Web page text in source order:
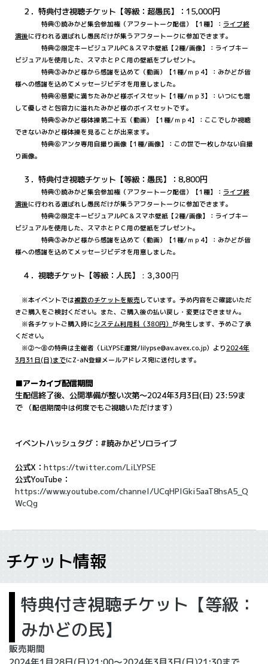
２．特典付き視聴チケット【等級：超愚民】：15,000円
特典①暁みかど集会参加権（アフタートーク配信）【1種】： ライブ終
演後に行われる選ばれし愚民だけが集うアフタートークに参加できます。
特典②限定キービジュアルPC＆スマホ壁紙【2種/画像】：ライブキー
ビジュアルを使用した、スマホとＰＣ用の壁紙をプレゼント。
特典③みかど様から感謝を込めて（動画）【1種/ｍｐ4】：みかどが皆
様への感謝を込めてメッセージビデオを用意しました。
特典④慈愛に満ちたみかど様ボイスセット【1種/ｍｐ3】：いつにも増
して優しさと包容力に溢れたみかど様のボイスセットです。
特典⑤みかど様体操第二十五（動画）【1種/ｍｐ4】：ここでしか視聴
できないみかど様体操を見ることが出来ます。
特典⑥アンタ専用自撮り画像【1種/画像】：この世で一枚しかない自撮
り画像。
３．特典付き視聴チケット【等級：愚民】：8,800円
特典①暁みかど集会参加権（アフタートーク配信）【1種】： ライブ終
演後に行われる選ばれし愚民だけが集うアフタートークに参加できます。
特典②限定キービジュアルPC＆スマホ壁紙【2種/画像】：ライブキー
ビジュアルを使用した、スマホとＰＣ用の壁紙をプレゼント。
特典③みかど様から感謝を込めて（動画）【1種/ｍｐ4】：みかどが皆
様への感謝を込めてメッセージビデオを用意しました。
４．視聴チケット【等級：人民】 ：3,300円
※本イベントでは複数のチケットを販売 しています。予め内容をご確認いただ
きご購入をご検討ください。また、ご購入後の払い戻し・変更はできません。
※各チケットご購入時にシステム利用料（380円） が発生します、予めご了承
ください。
※②〜⑧の特典は主催者（LiLYPSE運営/lilypse@av.avex.co.jp）より 2024年
3月31日(日)までにZ-aN登録メールアドレス宛に送付します。
■アーカイブ配信期間
生配信終了後、公開準備が整い次第〜2024年3月3日(日) 23:59ま
で
（配信期間中は何度でもご視聴いただけます）
イベントハッシュタグ：#暁みかどソロライブ
公式X： https://twitter.com/LiLYPSE
公式YouTube：
https://www.youtube.com/channel/UCqHPlGki5aaT8hsA5_Q
WcQg
チケット情報
特典付き視聴チケット【等級：
みかどの民】
販売期間